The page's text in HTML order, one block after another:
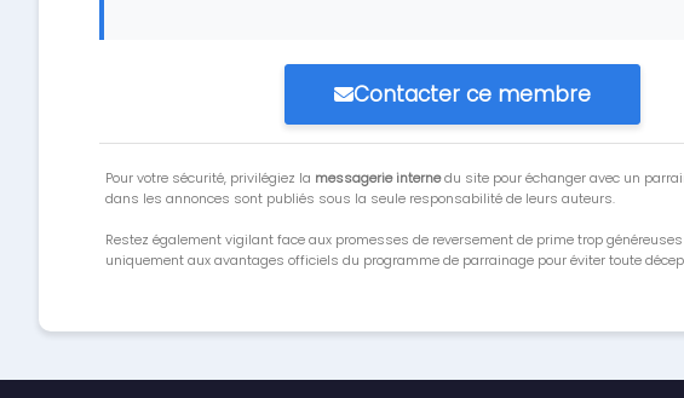
Contacter ce membre
Pour votre sécurité, privilégiez la messagerie internedu site pour échanger avec un
dans les annonces sont publiés sous la seule responsabilité de leurs auteurs.
Restez également vigilant face aux promesses de reversement de prime trop
uniquement aux avantages officiels du programme de parrainage pour éviter toute